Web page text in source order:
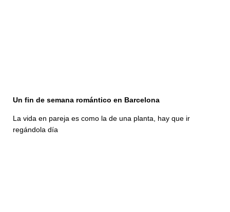
Un fin de semana romántico en Barcelona
La vida en pareja es como la de una planta, hay que ir
regándola día